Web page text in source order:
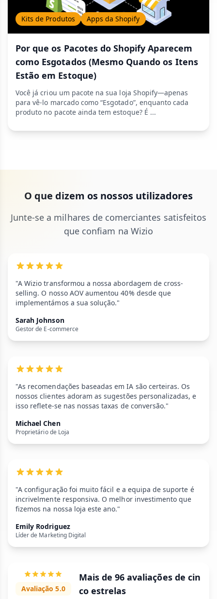
Kits de Produtos Apps da Shopify
Por que os Pacotes do Shopify Aparecem
como Esgotados (Mesmo Quando os Itens
Estão em Estoque)
Você já criou um pacote na sua loja Shopify—apenas
para vê-lo marcado como “Esgotado”, enquanto cada
produto no pacote ainda tem estoque? É ...
O que dizem os nossos utilizadores
Junte-se a milhares de comerciantes satisfeitos
que confiam na Wizio
"A Wizio transformou a nossa abordagem de cross-
selling. O nosso AOV aumentou 40% desde que
implementámos a sua solução."
Sarah Johnson
Gestor de E-commerce
"As recomendações baseadas em IA são certeiras. Os
nossos clientes adoram as sugestões personalizadas, e
isso reflete-se nas nossas taxas de conversão."
Michael Chen
Proprietário de Loja
"A configuração foi muito fácil e a equipa de suporte é
incrivelmente responsiva. O melhor investimento que
fizemos na nossa loja este ano."
Emily Rodriguez
Líder de Marketing Digital
Avaliação 5.0
Mais de 96 avaliações de cin
co estrelas